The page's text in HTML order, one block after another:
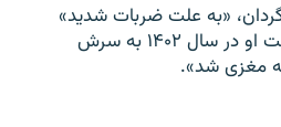
«به علت ضربات شدید»
که مأموران در هنگام بازداشت او در سال ۱۴۰۲ به سرش
مغزی شد».